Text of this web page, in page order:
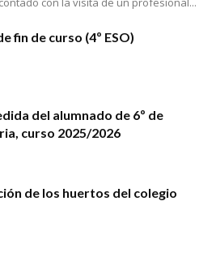
fin de curso (4º ESO)
del alumnado de 6º de
curso 2025/2026
de los huertos del colegio